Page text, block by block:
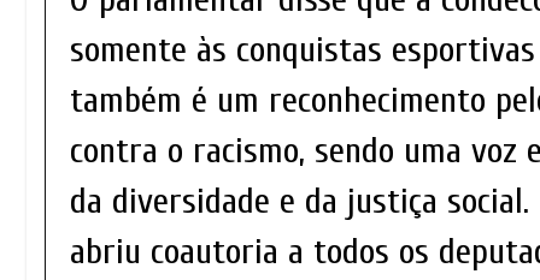
somente às conquistas
também é um reconhecimento
contra o racismo, sendo uma voz
da diversidade e da justiça
abriu coautoria a todos os